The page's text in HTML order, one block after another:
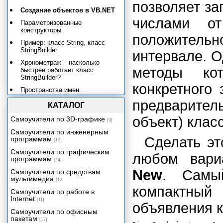
позволяет
числами
интервале.
методы
объект)
Сделать
любом
New.
объявления
Создание объектов в VB.NET
Параметризованные
конструкторы
Пример: класс String, класс
StringBuilder
Хронометраж – насколько
быстрее работает класс
StringBuilder?
Пространства имен.
Импортирование. Класс
DirectoryInfo.
Справочная система и .NET
Framework
Классы коллекций в .NET
Framework. ArrayList.
Хэш-таблицы
Объектные переменные
Is и Nothing. TypeName и
TypeOf.
Проблемы с передачей
объектных переменных по
значению
КАТАЛОГ
Самоучители по 3D-графике [9]
Самоучители по инженерным
программам [10]
Самоучители по графическим
программам [24]
Самоучители по средствам
мультимедиа [12]
Самоучители по работе в
Internet [11]
Самоучители по офисным
пакетам [17]